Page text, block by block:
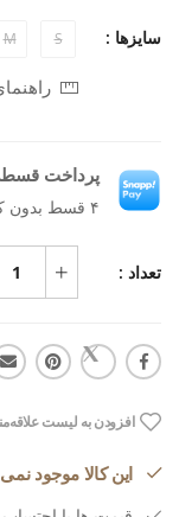
سایزها : S
M
پرداخت
۴ قسط بدون کارمزد، ماهانه ۹۰۸٬۸۶۴ تومان
تعداد :
افزودن به لیست
این کالا موجود